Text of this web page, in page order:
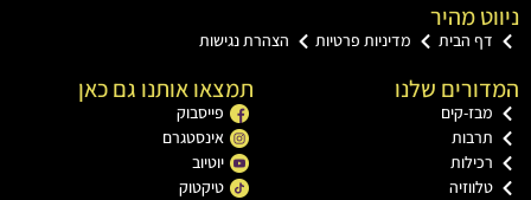
מהיר
הבית מדיניות פרטיות הצהרת נגישות
שלנו
קים
תמצאו אותנו גם כאן
פייסבוק
אינסטגרם
יוטיוב
טיקטוק